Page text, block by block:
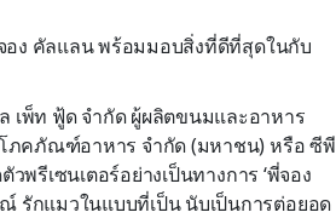
จอง คัลแลน พร้อมมอบสิ่งที่ดีที่สุดในกับ
เพ็ท ฟู้ด จำกัด ผู้ผลิตขนมและอาหาร
โภคภัณฑ์อาหาร จำกัด (มหาชน) หรือ ซีพี
วพรีเซนเตอร์อย่างเป็นทางการ ‘พี่จอง
รักแมวในแบบที่เป็น นับเป็นการต่อยอด